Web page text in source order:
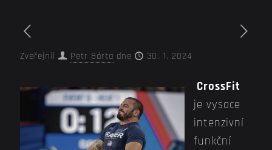
Zveřejnil Petr Bárta dne 30. 1. 2024
CrossFit
je vysoce
intenzivní
funkční